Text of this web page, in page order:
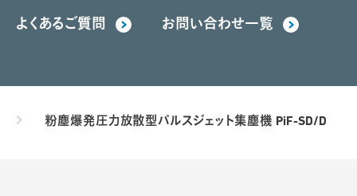
よくあるご質問 お問い合わせ一覧
粉塵爆発圧力放散型パルスジェット集塵機 PiF-SD/D